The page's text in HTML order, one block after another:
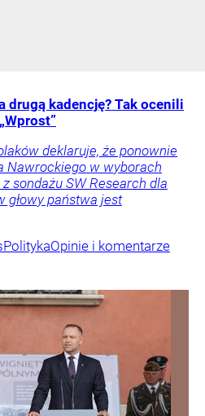
drugą kadencję? Tak ocenili
deklaruje, że ponownie
Nawrockiego w wyborach
sondażu SW Research dla
głowy państwa jest
PolitykaOpinie i komentarze